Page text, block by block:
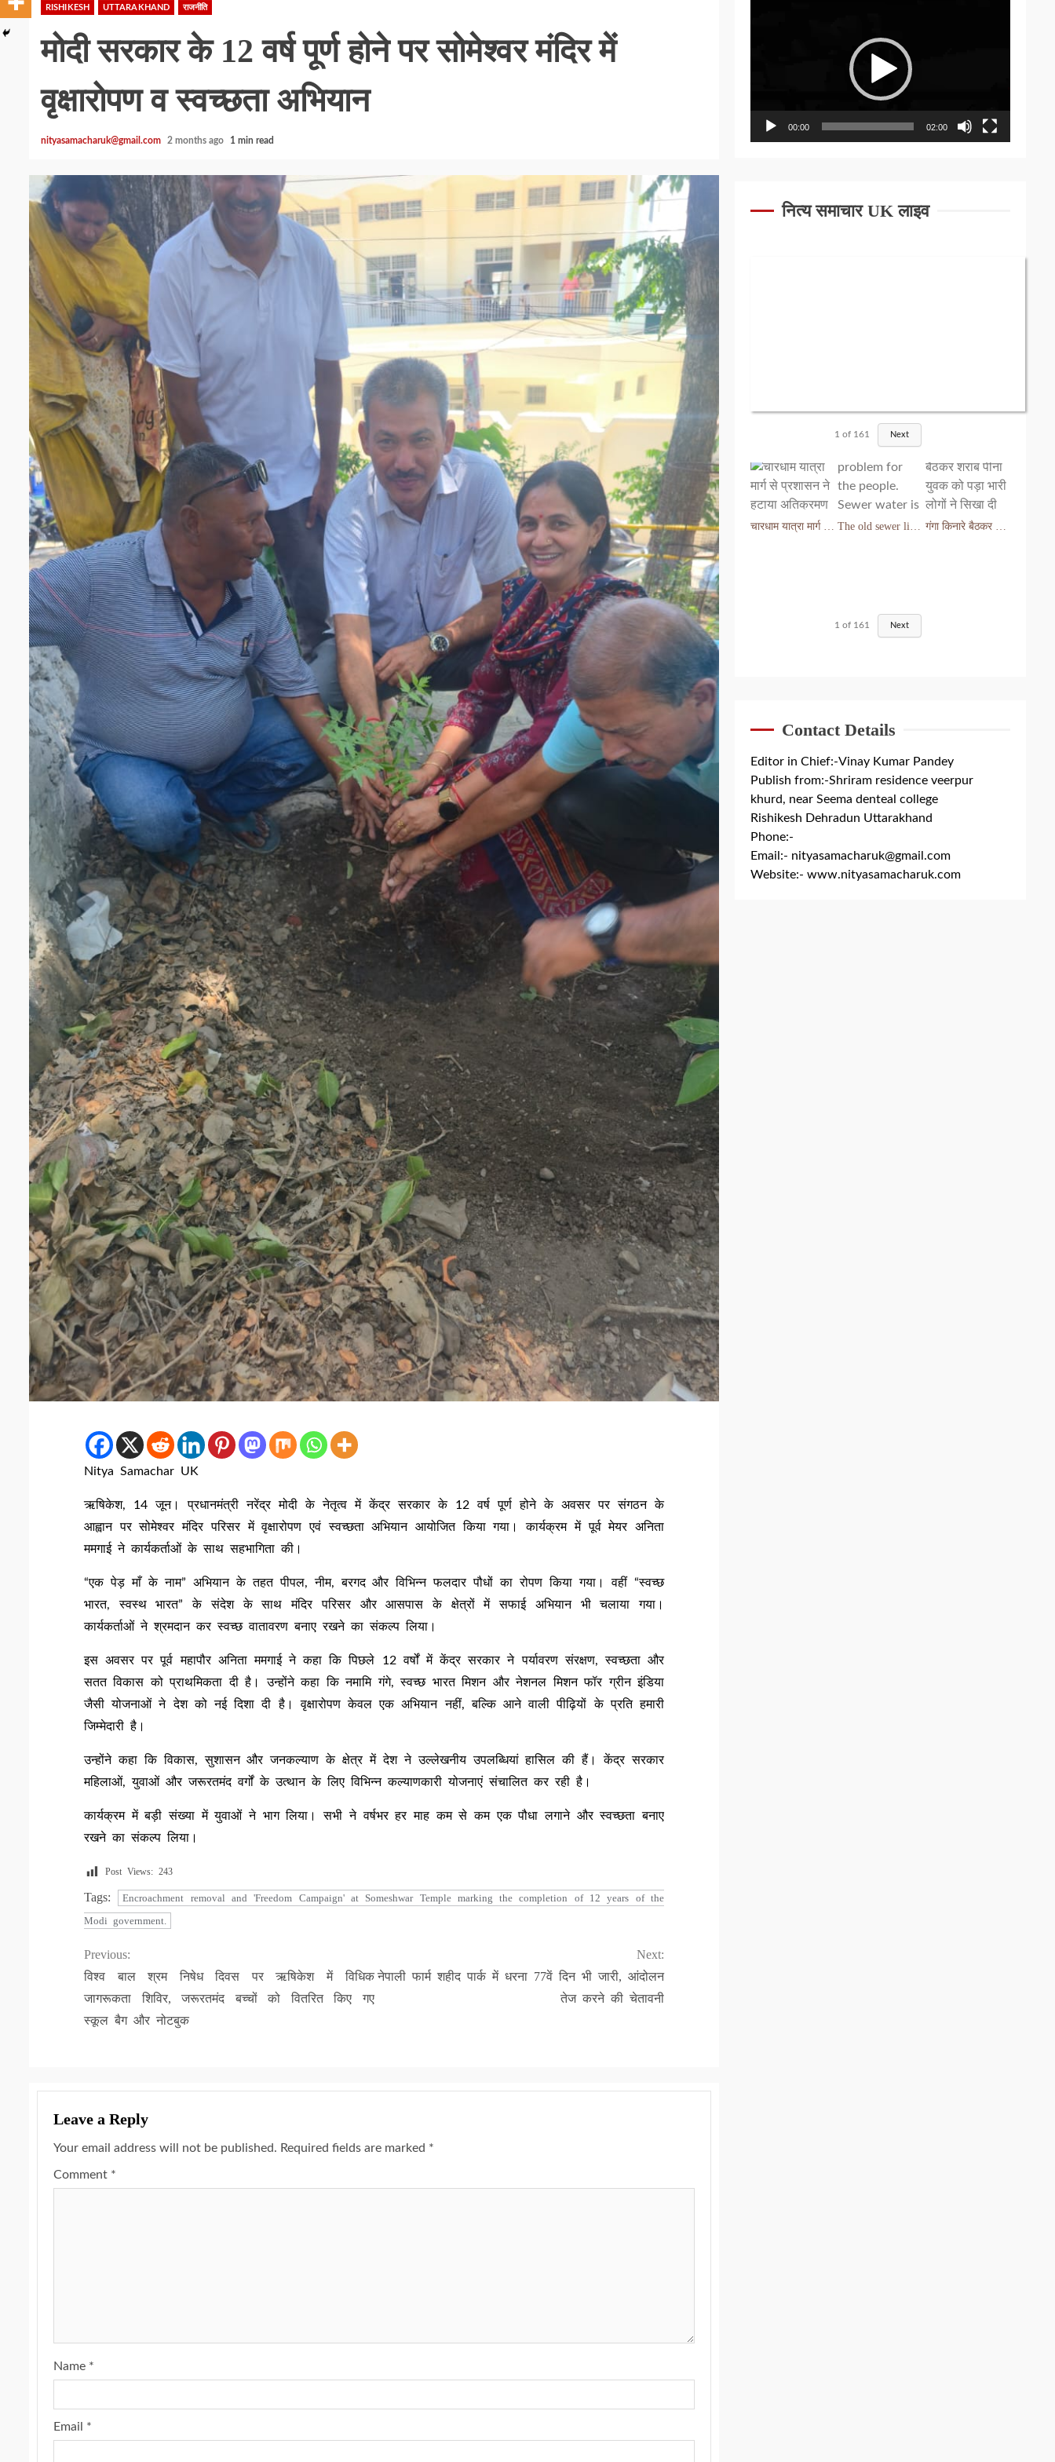
RISHIKESH UTTARAKHAND राजनीति
मोदी सरकार के 12 वर्ष पूर्ण होने पर सोमेश्वर मंदिर में
वृक्षारोपण व स्वच्छता अभियान
nityasamacharuk@gmail.com 2 months ago 1 min read
Nitya Samachar UK
ऋषिकेश, 14 जून। प्रधानमंत्री नरेंद्र मोदी के नेतृत्व में केंद्र सरकार के 12 वर्ष पूर्ण होने के अवसर पर संगठन के
आह्वान पर सोमेश्वर मंदिर परिसर में वृक्षारोपण एवं स्वच्छता अभियान आयोजित किया गया। कार्यक्रम में पूर्व मेयर अनिता
ममगाई ने कार्यकर्ताओं के साथ सहभागिता की।
“एक पेड़ माँ के नाम” अभियान के तहत पीपल, नीम, बरगद और विभिन्न फलदार पौधों का रोपण किया गया। वहीं “स्वच्छ
भारत, स्वस्थ भारत” के संदेश के साथ मंदिर परिसर और आसपास के क्षेत्रों में सफाई अभियान भी चलाया गया।
कार्यकर्ताओं ने श्रमदान कर स्वच्छ वातावरण बनाए रखने का संकल्प लिया।
इस अवसर पर पूर्व महापौर अनिता ममगाई ने कहा कि पिछले 12 वर्षों में केंद्र सरकार ने पर्यावरण संरक्षण, स्वच्छता और
सतत विकास को प्राथमिकता दी है। उन्होंने कहा कि नमामि गंगे, स्वच्छ भारत मिशन और नेशनल मिशन फॉर ग्रीन इंडिया
जैसी योजनाओं ने देश को नई दिशा दी है। वृक्षारोपण केवल एक अभियान नहीं, बल्कि आने वाली पीढ़ियों के प्रति हमारी
जिम्मेदारी है।
उन्होंने कहा कि विकास, सुशासन और जनकल्याण के क्षेत्र में देश ने उल्लेखनीय उपलब्धियां हासिल की हैं। केंद्र सरकार
महिलाओं, युवाओं और जरूरतमंद वर्गों के उत्थान के लिए विभिन्न कल्याणकारी योजनाएं संचालित कर रही है।
कार्यक्रम में बड़ी संख्या में युवाओं ने भाग लिया। सभी ने वर्षभर हर माह कम से कम एक पौधा लगाने और स्वच्छता बनाए
रखने का संकल्प लिया।
Post Views: 243
Tags:
Encroachment removal and 'Freedom Campaign' at Someshwar Temple marking the completion of 12 years of the
Modi government.
Continue
Reading
Previous:
विश्व बाल श्रम निषेध दिवस पर ऋषिकेश में विधिक
जागरूकता शिविर, जरूरतमंद बच्चों को वितरित किए गए
स्कूल बैग और नोटबुक
Next:
नेपाली फार्म शहीद पार्क में धरना 77वें दिन भी जारी, आंदोलन
तेज करने की चेतावनी
Leave a Reply
Your email address will not be published. Required fields are marked *
Comment *
Name *
Email *
00:00 02:00
नित्य समाचार UK लाइव
1 of 161 Next
1 of 161 Next
Contact Details
Editor in Chief:-Vinay Kumar Pandey
Publish from:-Shriram residence veerpur
khurd, near Seema denteal college
Rishikesh Dehradun Uttarakhand
Phone:-
Email:- nityasamacharuk@gmail.com
Website:- www.nityasamacharuk.com